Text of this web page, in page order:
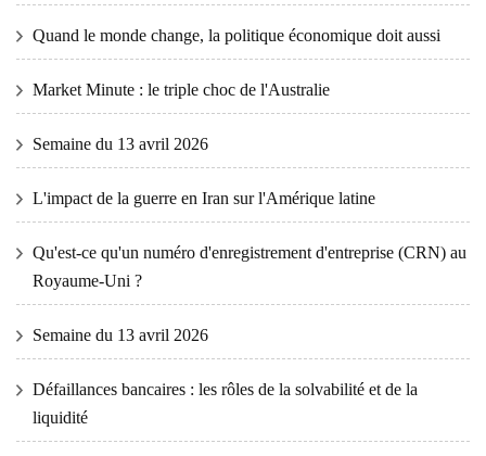
Quand le monde change, la politique économique doit aussi
Market Minute : le triple choc de l'Australie
Semaine du 13 avril 2026
L'impact de la guerre en Iran sur l'Amérique latine
Qu'est-ce qu'un numéro d'enregistrement d'entreprise (CRN) au
Royaume-Uni ?
Semaine du 13 avril 2026
Défaillances bancaires : les rôles de la solvabilité et de la
liquidité